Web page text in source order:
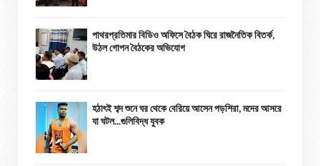
পাথরপ্রতিমার বিডিও অফিসে বৈঠক ঘিরে রাজনৈতিক বিতর্ক,
উঠল গোপন বৈঠকের অভিযোগ
হঠাৎই শব্দ শুনে ঘর থেকে বেরিয়ে আসেন পড়শিরা, মদের আসরে
যা ঘটল...গুলিবিদ্ধ যুবক